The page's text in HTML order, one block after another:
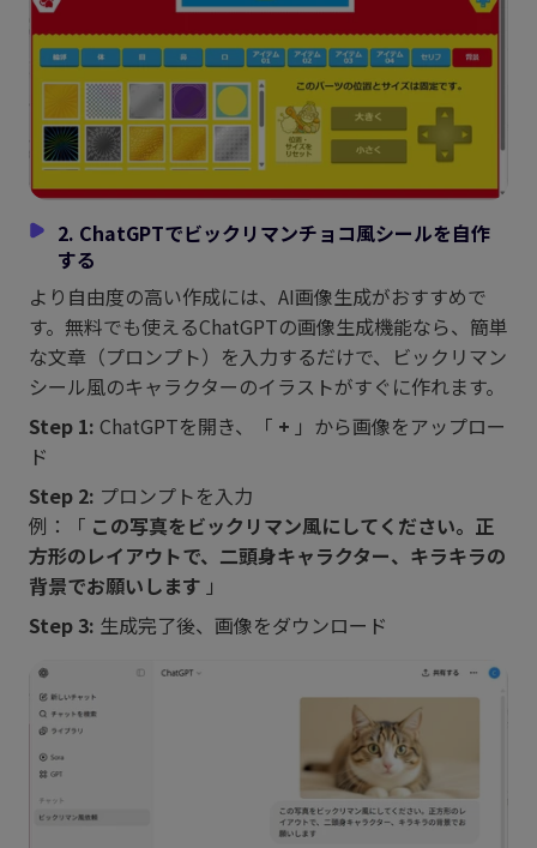
2. ChatGPTでビックリマンチョコ風シールを自作
する
より自由度の高い作成には、AI画像生成がおすすめで
す。無料でも使えるChatGPTの画像生成機能なら、簡単
な文章（プロンプト）を入力するだけで、ビックリマン
シール風のキャラクターのイラストがすぐに作れます。
Step 1: ChatGPTを開き、「 + 」から画像をアップロー
ド
Step 2: プロンプトを入力
例：「 この写真をビックリマン風にしてください。正
方形のレイアウトで、二頭身キャラクター、キラキラの
背景でお願いします 」
Step 3: 生成完了後、画像をダウンロード